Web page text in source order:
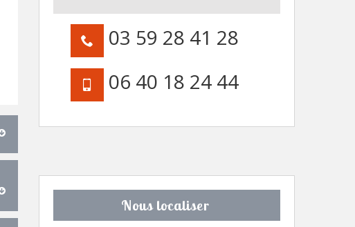
03 59 28 41 28
06 40 18 24 44
Nous localiser